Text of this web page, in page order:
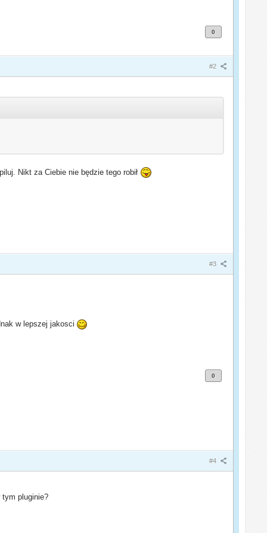
0
#2
Nikt za Ciebie nie będzie tego robił
#3
w lepszej jakosci
0
#4
pluginie?